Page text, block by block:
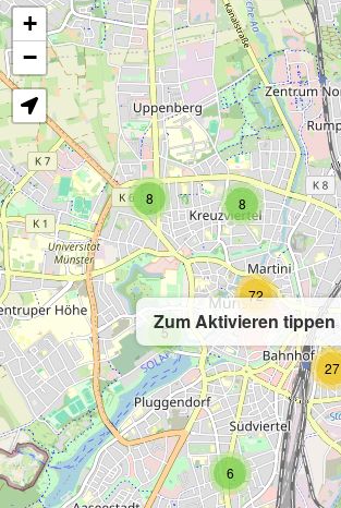
Zum Aktivieren tippen
8
6
8
27
5
72
+
−